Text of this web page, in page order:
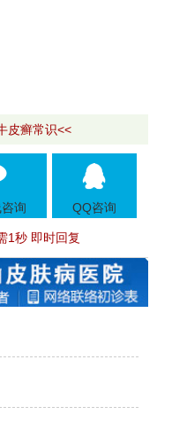
皮癣常识<<
询 QQ咨询
1秒 即时回复